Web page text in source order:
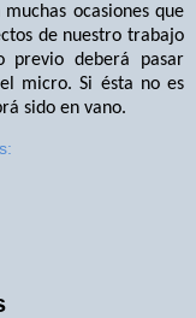
ocasiones que
de nuestro trabajo
previo deberá pasar
micro. Si ésta no es
sido en vano.